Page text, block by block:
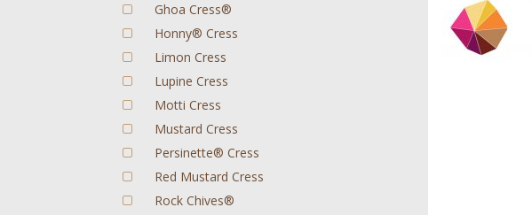
Ghoa Cress®
Honny® Cress
Limon Cress
Lupine Cress
Motti Cress
Mustard Cress
Persinette® Cress
Red Mustard Cress
Rock Chives®